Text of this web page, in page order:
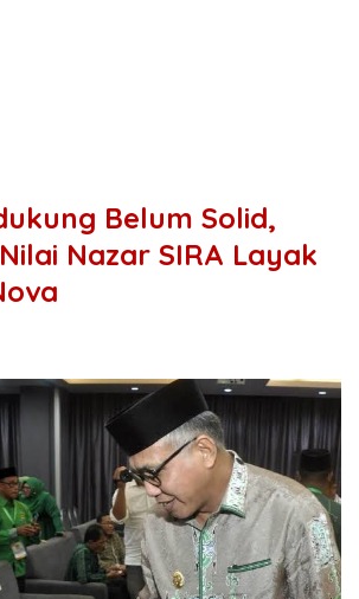
Belum Solid,
Nazar SIRA Layak